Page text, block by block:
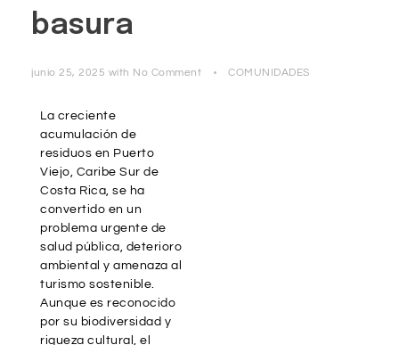
basura
junio 25, 2025 with No Comment COMUNIDADES
La creciente
acumulación de
residuos en Puerto
Viejo, Caribe Sur de
Costa Rica, se ha
convertido en un
problema urgente de
salud pública, deterioro
ambiental y amenaza al
turismo sostenible.
Aunque es reconocido
por su biodiversidad y
riqueza cultural, el